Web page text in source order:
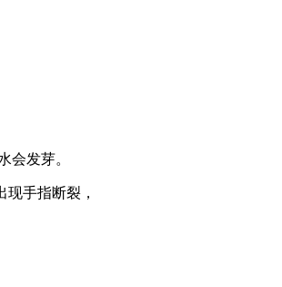
会发芽。
手指断裂，